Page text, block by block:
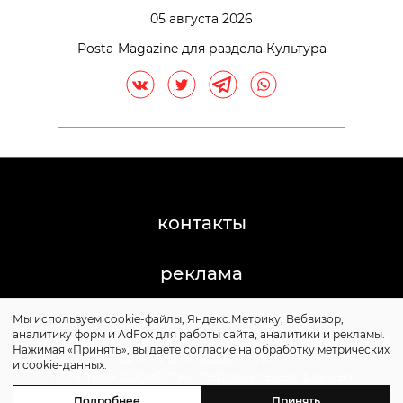
05 августа 2026
Posta-Magazine для раздела Культура
контакты
реклама
©2011-2026 Posta-Magazine
Сайт может содержать контент, не предназначенный
для лиц младше 16 лет.
Политика обработки персональных данных
Мы используем cookie-файлы, Яндекс.Метрику, Вебвизор,
аналитику форм и AdFox для работы сайта, аналитики и рекламы.
Нажимая «Принять», вы даете согласие на обработку метрических
и cookie-данных.